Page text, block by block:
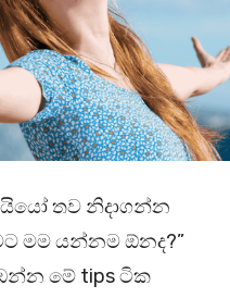
තව නිදාගන්න
මම යන්නම ඕනද?”
මේ tips ටික